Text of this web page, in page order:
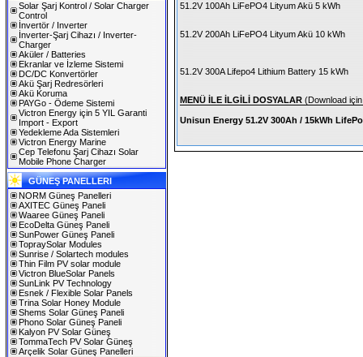
Solar Şarj Kontrol / Solar Charger
Control
İnvertör / Inverter
İnverter-Şarj Cihazı / Inverter-
Charger
Aküler / Batteries
Ekranlar ve İzleme Sistemi
DC/DC Konvertörler
Akü Şarj Redresörleri
Akü Koruma
PAYGo - Ödeme Sistemi
Victron Energy için 5 YIL Garanti
Import - Export
Yedekleme Ada Sistemleri
Victron Energy Marine
Cep Telefonu Şarj Cihazı Solar
Mobile Phone Charger
GÜNEŞ PANELLERI
NORM Güneş Panelleri
AXITEC Güneş Paneli
Waaree Güneş Paneli
EcoDelta Güneş Paneli
SunPower Güneş Paneli
TopraySolar Modules
Sunrise / Solartech modules
Thin Film PV solar module
Victron BlueSolar Panels
SunLink PV Technology
Esnek / Flexible Solar Panels
Trina Solar Honey Module
Shems Solar Güneş Paneli
Phono Solar Güneş Paneli
Kalyon PV Solar Güneş
TommaTech PV Solar Güneş
Arçelik Solar Güneş Panelleri
51.2V 100Ah LiFePO4 Lityum Akü 5 kWh
51.2V 200Ah LiFePO4 Lityum Akü 10 kWh
51.2V 300A Lifepo4 Lithium Battery 15 kWh
MENÜ İLE İLGİLİ DOSYALAR (Download
Unisun Energy 51.2V 300Ah / 15kWh